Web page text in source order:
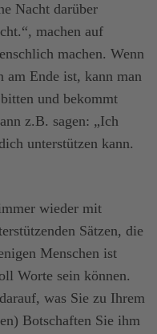
Nacht darüber
machen auf
machen. Wenn
am Ende ist, kann man
und bekommt
z.B. sagen: „Ich
unterstützen kann.
wieder mit
Sätzen, die
Menschen ist
Worte sein können.
was Sie zu Ihrem
Botschaften Sie ihm